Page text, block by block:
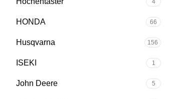
HONDA 66
Husqvarna 156
ISEKI 1
John Deere 5